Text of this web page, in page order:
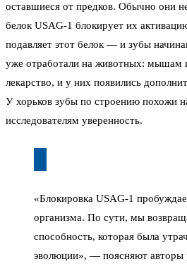
оставшиеся от предков. Обычно они
белок USAG-1 блокирует их
подавляет этот белок — и зубы
уже отработали на животных: мышам
лекарство, и у них появились
У хорьков зубы по строению похожи
исследователям уверенность.
«Блокировка USAG-1
организма. По сути, мы
способность, которая была
эволюции», — поясняют авторы